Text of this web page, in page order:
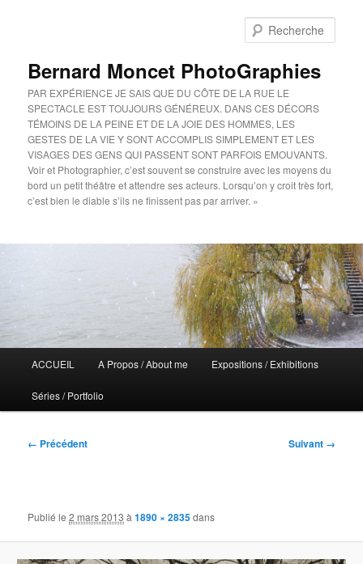
Bernard Moncet PhotoGraphies
PAR EXPÉRIENCE JE SAIS QUE DU CÔTE DE LA RUE LE
SPECTACLE EST TOUJOURS GÉNÉREUX. DANS CES DÉCORS
TÉMOINS DE LA PEINE ET DE LA JOIE DES HOMMES, LES
GESTES DE LA VIE Y SONT ACCOMPLIS SIMPLEMENT ET LES
VISAGES DES GENS QUI PASSENT SONT PARFOIS EMOUVANTS.
Voir et Photographier, c’est souvent se construire avec les moyens du
bord un petit théâtre et attendre ses acteurs. Lorsqu’on y croit très fort,
c’est bien le diable s’ils ne finissent pas par arriver. »
principal
ACCUEIL A Propos / About me Expositions / Exhibitions
Séries / Portfolio
Navigation
← Précédent Suivant →
Publié le2 mars 2013 à1890 × 2835dans